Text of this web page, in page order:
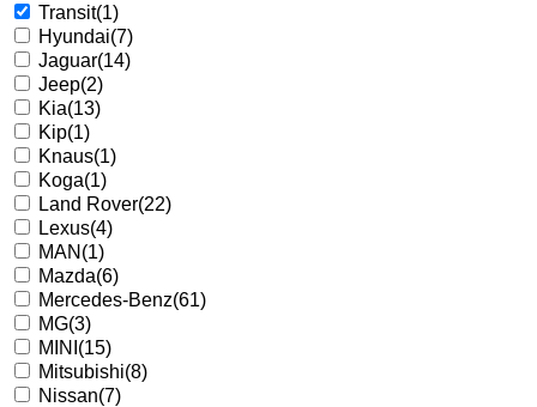
Transit(1)
Hyundai(7)
Jaguar(14)
Jeep(2)
Kia(13)
Kip(1)
Knaus(1)
Koga(1)
Land Rover(22)
Lexus(4)
MAN (1)
Mazda(6)
Mercedes-Benz(61)
MG(3)
MINI (15)
Mitsubishi(8)
Nissan(7)